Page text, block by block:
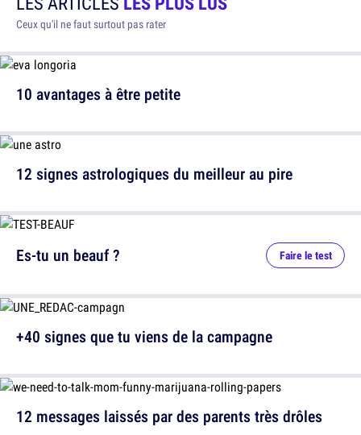
Ceux qu'il ne faut surtout pas rater
10 avantages à être petite
12 signes astrologiques du meilleur au pire
12 messages laissés par des parents très drôles
Es-tu un beauf ? Faire le test
+40 signes que tu viens de la campagne